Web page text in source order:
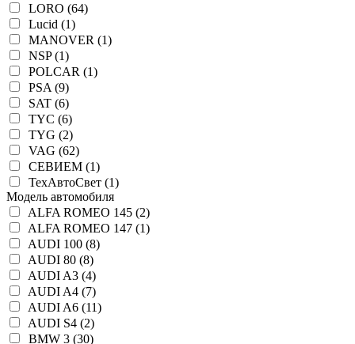
LORO (64)
Lucid (1)
MANOVER (1)
NSP (1)
POLCAR (1)
PSA (9)
SAT (6)
TYC (6)
TYG (2)
VAG (62)
СЕВИЕМ (1)
ТехАвтоСвет (1)
Модель автомобиля
ALFA ROMEO 145 (2)
ALFA ROMEO 147 (1)
AUDI 100 (8)
AUDI 80 (8)
AUDI A3 (4)
AUDI A4 (7)
AUDI A6 (11)
AUDI S4 (2)
BMW 3 (30)